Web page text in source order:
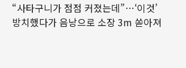
“사타구니가 점점 커졌는데”…‘이것’
방치했다가 음낭으로 소장 3m 쏟아져